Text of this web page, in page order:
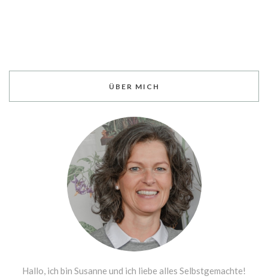
ÜBER MICH
Hallo, ich bin Susanne und ich liebe alles Selbstgemachte!